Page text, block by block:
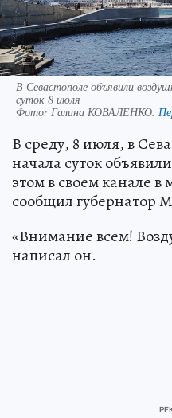
В Севастополе объявили
суток 8 июля
Фото: Галина КОВАЛЕНКО.
В среду, 8 июля, в
начала суток
этом в своем канале
сообщил губернатор
«Внимание всем!
написал он.